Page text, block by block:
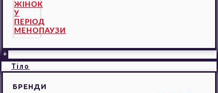
ЖІНОК
У
ПЕРІОД
МЕНОПАУЗИ
+
Тіло
БРЕНДИ